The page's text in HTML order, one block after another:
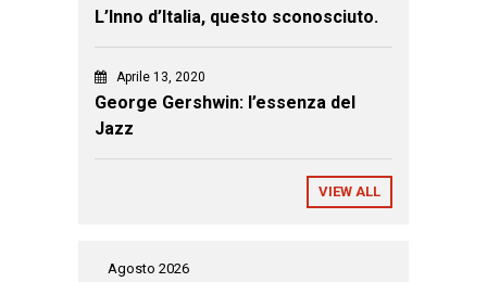
L’Inno d’Italia, questo sconosciuto.
Aprile 13, 2020
George Gershwin: l’essenza del
Jazz
VIEW ALL
Agosto 2026